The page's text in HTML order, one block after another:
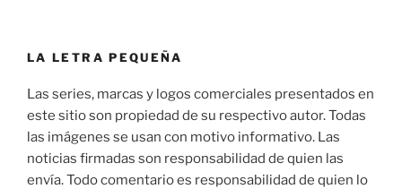
LA LETRA PEQUEÑA
Las series, marcas y logos comerciales presentados en
este sitio son propiedad de su respectivo autor. Todas
las imágenes se usan con motivo informativo. Las
noticias firmadas son responsabilidad de quien las
envía. Todo comentario es responsabilidad de quien lo